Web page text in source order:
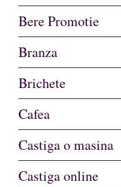
Bere Promotie
Branza
Brichete
Cafea
Castiga o masina
Castiga online